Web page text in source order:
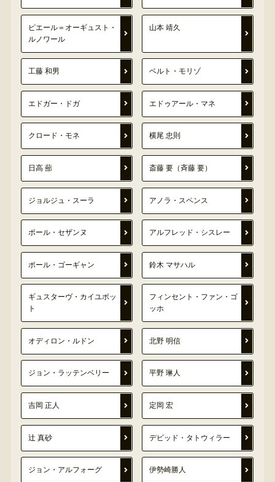
ピエール＝オーギュスト・
ルノワール
山本 靖久
工藤 和男 ベルト・モリゾ
エドガー・ドガ エドゥアール・マネ
クロード・モネ 横尾 忠則
日高 蔀 斎藤 要（斉藤 要）
ジョルジュ・スーラ アノラ・スペンス
ポール・セザンヌ アルフレッド・シスレー
ポール・ゴーギャン 鈴木 マサハル
ギュスターヴ・カイユボッ
ト
フィンセント・ファン・ゴ
ッホ
オディロン・ルドン 北野 明信
ジョン・ラッテンベリー 平野 琳人
吉岡 正人 定岡 宏
辻 真砂 デビッド・タトウィラー
ジョン・アルフォーグ 伊勢崎勝人